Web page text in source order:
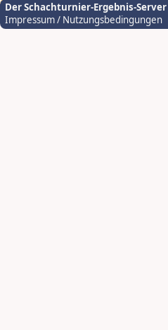
Der Schachturnier-Ergebnis-Server
Impressum / Nutzungsbedingungen